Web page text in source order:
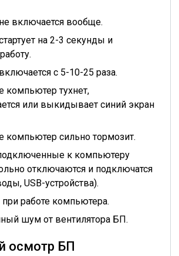
включается вообще.
на 2-3 секунды и
с 5-10-25 раза.
компьютер тухнет,
или выкидывает синий экран
компьютер сильно тормозит.
к компьютеру
отключаются и подключатся
USB-устройства).
работе компьютера.
шум от вентилятора БП.
осмотр БП